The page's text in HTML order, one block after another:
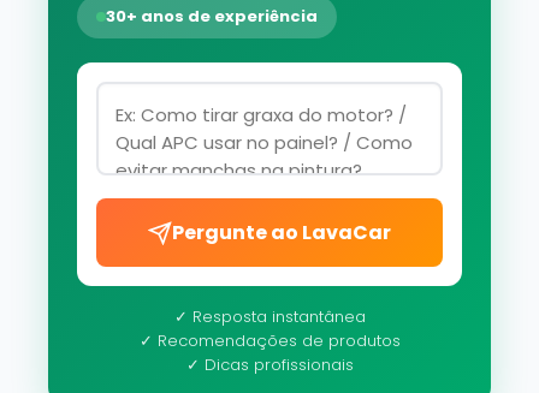
30+ anos de experiência
Pergunte ao LavaCar
✓ Resposta instantânea
✓ Recomendações de produtos
✓ Dicas profissionais